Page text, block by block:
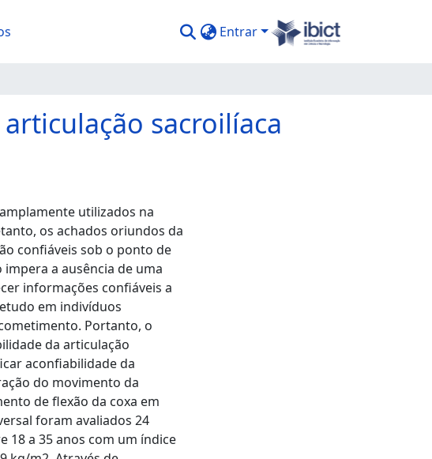
Entrar
sacroilíaca
utilizados na
os achados oriundos da
confiáveis sob o ponto de
a ausência de uma
informações confiáveis a
em indivíduos
Portanto, o
da articulação
aconfiabilidade da
do movimento da
de flexão da coxa em
foram avaliados 24
18 a 35 anos com um índice